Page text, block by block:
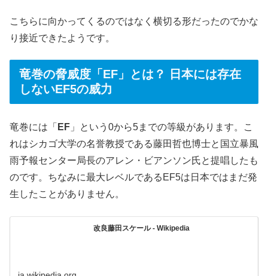
こちらに向かってくるのではなく横切る形だったのでかな
り接近できたようです。
竜巻の脅威度「EF」とは？ 日本には存在
しないEF5の威力
竜巻には「 EF 」という0から5までの等級があります。こ
れはシカゴ大学の名誉教授である藤田哲也博士と国立暴風
雨予報センター局長のアレン・ビアンソン氏と提唱したも
のです。ちなみに最大レベルであるEF5は日本ではまだ発
生したことがありません。
改良藤田スケール - Wikipedia